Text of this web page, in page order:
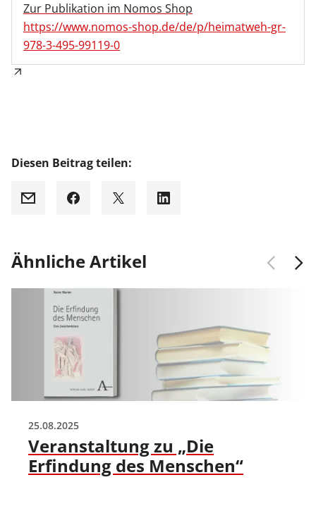
Zur Publikation im Nomos Shop
https://www.nomos-shop.de/de/p/heimatweh-gr-
978-3-495-99119-0
Diesen Beitrag teilen:
Mail Facebook
X LinkedIn
Ähnliche Artikel
25.08.2025
Veranstaltung zu „Die
Erfindung des Menschen“